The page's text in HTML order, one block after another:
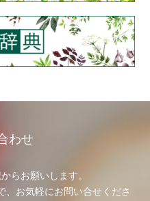
わせ
らお願いします。
、お気軽にお問い合せくださ